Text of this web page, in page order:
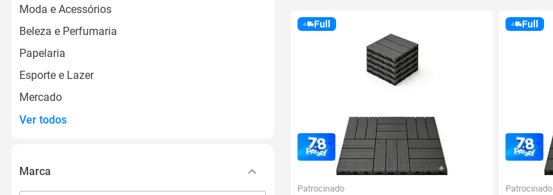
Moda e Acessórios
Beleza e Perfumaria
Papelaria
Esporte e Lazer
Mercado
Ver todos
Marca
Full
Patrocinado
Full
Patrocinado